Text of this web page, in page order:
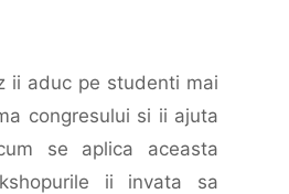
ii aduc pe studenti mai
congresului si ii ajuta
se aplica aceasta
ii invata sa